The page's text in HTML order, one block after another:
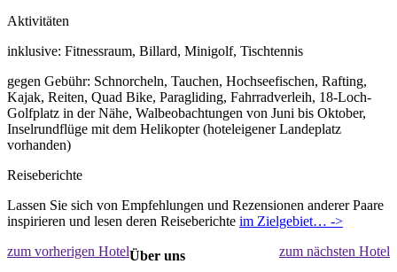
Aktivitäten
inklusive: Fitnessraum, Billard, Minigolf, Tischtennis
gegen Gebühr: Schnorcheln, Tauchen, Hochseefischen, Rafting,
Kajak, Reiten, Quad Bike, Paragliding, Fahrradverleih, 18-Loch-
Golfplatz in der Nähe, Walbeobachtungen von Juni bis Oktober,
Inselrundflüge mit dem Helikopter (hoteleigener Landeplatz
vorhanden)
Reiseberichte
Lassen Sie sich von Empfehlungen und Rezensionen anderer Paare
inspirieren und lesen deren Reiseberichte im Zielgebiet… ->
zum vorherigen Hotel
zum nächsten Hotel
Über uns